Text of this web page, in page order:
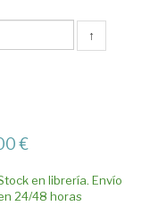
↑
€
en librería. Envío
24/48 horas